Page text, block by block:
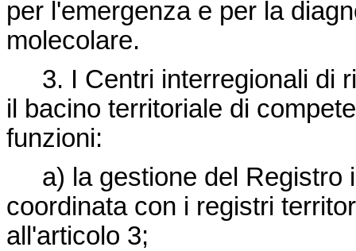
per l'emergenza e per la
molecolare.
3. I Centri interregionali di
il bacino territoriale di
funzioni:
a) la gestione del Registro
coordinata con i registri
all'articolo 3;